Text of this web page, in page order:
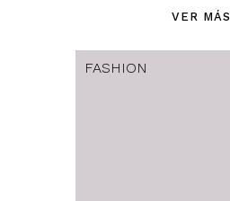
VER MÁS
FASHION